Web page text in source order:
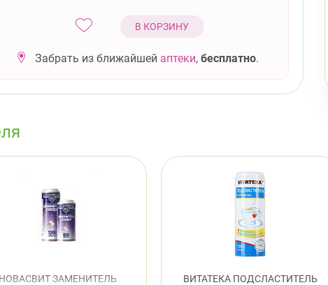
В КОРЗИНУ
Забрать из ближайшей аптеки, бесплатно.
НОВАСВИТ ЗАМЕНИТЕЛЬ
ВИТАТЕКА ПОДСЛАСТИТЕЛЬ